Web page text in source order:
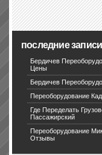
последние записи
Бердичев
Цены
Бердичев
Переоборудование
Где Переделать
Пассажирский
Переоборудование
Отзывы